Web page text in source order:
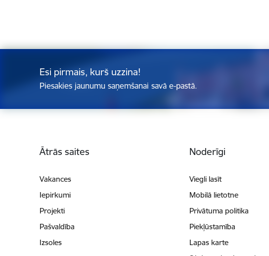
Esi pirmais, kurš uzzina!
Piesakies jaunumu saņemšanai savā e-pastā.
Ātrās saites
Vakances
Iepirkumi
Projekti
Pašvaldība
Izsoles
Noderīgi
Viegli lasīt
Mobilā lietotne
Privātuma politika
Piekļūstamība
Lapas karte